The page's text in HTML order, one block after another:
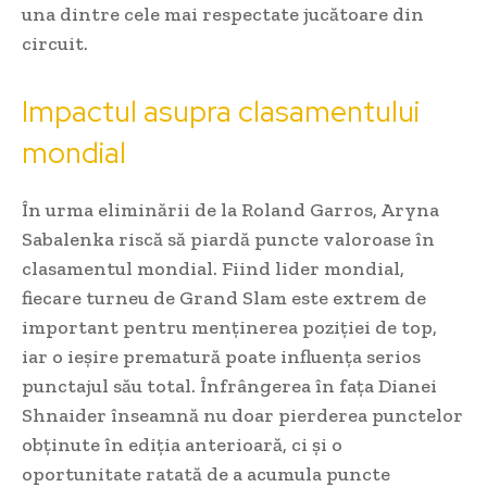
una dintre cele mai respectate jucătoare din
circuit.
Impactul asupra clasamentului
mondial
În urma eliminării de la Roland Garros, Aryna
Sabalenka riscă să piardă puncte valoroase în
clasamentul mondial. Fiind lider mondial,
fiecare turneu de Grand Slam este extrem de
important pentru menținerea poziției de top,
iar o ieșire prematură poate influența serios
punctajul său total. Înfrângerea în fața Dianei
Shnaider înseamnă nu doar pierderea punctelor
obținute în ediția anterioară, ci și o
oportunitate ratată de a acumula puncte